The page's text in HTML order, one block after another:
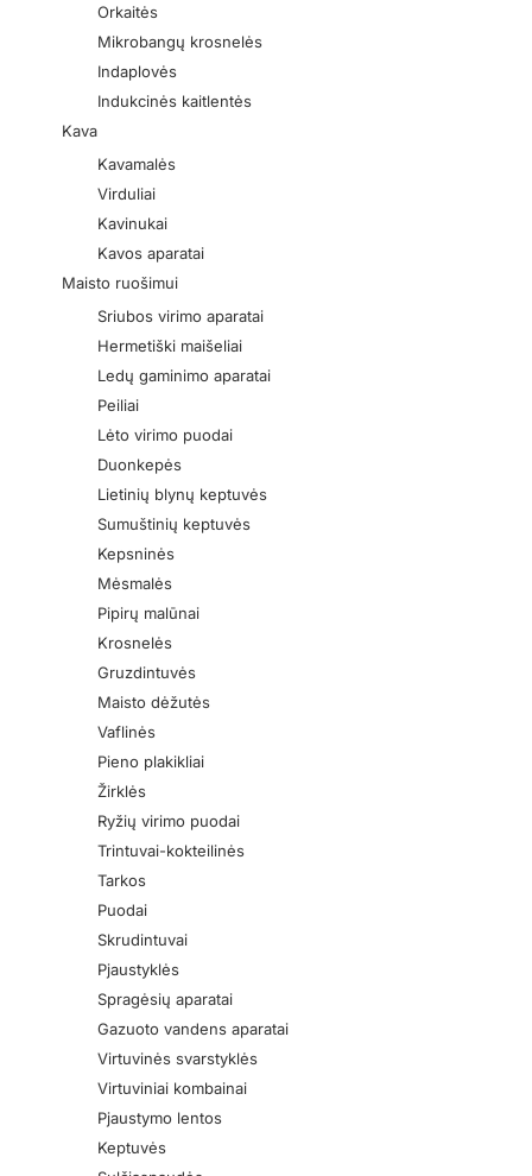
Orkaitės
Mikrobangų krosnelės
Indaplovės
Indukcinės kaitlentės
Kava
Kavamalės
Virduliai
Kavinukai
Kavos aparatai
Maisto ruošimui
Sriubos virimo aparatai
Hermetiški maišeliai
Ledų gaminimo aparatai
Peiliai
Lėto virimo puodai
Duonkepės
Lietinių blynų keptuvės
Sumuštinių keptuvės
Kepsninės
Mėsmalės
Pipirų malūnai
Krosnelės
Gruzdintuvės
Maisto dėžutės
Vaflinės
Pieno plakikliai
Žirklės
Ryžių virimo puodai
Trintuvai-kokteilinės
Tarkos
Puodai
Skrudintuvai
Pjaustyklės
Spragėsių aparatai
Gazuoto vandens aparatai
Virtuvinės svarstyklės
Virtuviniai kombainai
Pjaustymo lentos
Keptuvės